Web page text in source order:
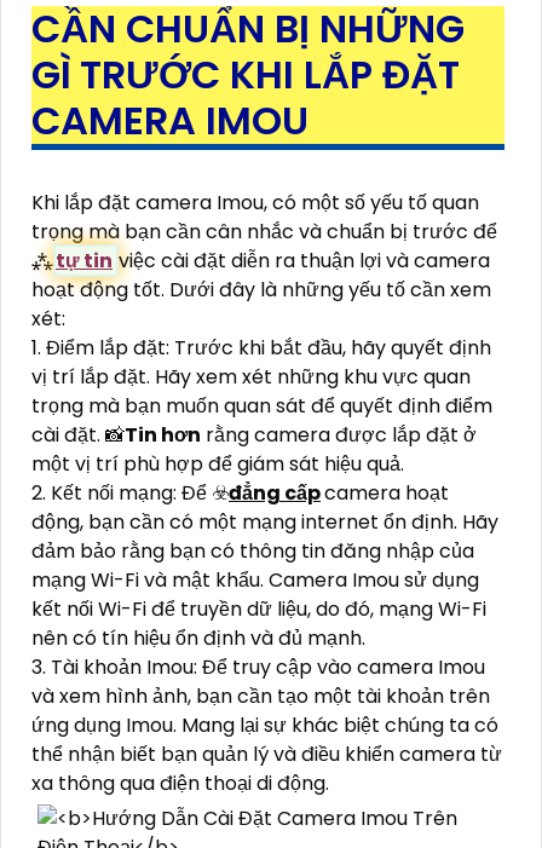
CẦN CHUẨN BỊ NHỮNG
GÌ TRƯỚC KHI LẮP ĐẶT
CAMERA IMOU
Khi lắp đặt camera Imou, có một số yếu tố quan
trọng mà bạn cần cân nhắc và chuẩn bị trước để
⁂tự tin việc cài đặt diễn ra thuận lợi và camera
hoạt động tốt. Dưới đây là những yếu tố cần xem
xét:
1. Điểm lắp đặt: Trước khi bắt đầu, hãy quyết định
vị trí lắp đặt. Hãy xem xét những khu vực quan
trọng mà bạn muốn quan sát để quyết định điểm
cài đặt. 📸Tin hơn rằng camera được lắp đặt ở
một vị trí phù hợp để giám sát hiệu quả.
2. Kết nối mạng: Để ☣️đẳng cấpcamera hoạt
động, bạn cần có một mạng internet ổn định. Hãy
đảm bảo rằng bạn có thông tin đăng nhập của
mạng Wi-Fi và mật khẩu. Camera Imou sử dụng
kết nối Wi-Fi để truyền dữ liệu, do đó, mạng Wi-Fi
nên có tín hiệu ổn định và đủ mạnh.
3. Tài khoản Imou: Để truy cập vào camera Imou
và xem hình ảnh, bạn cần tạo một tài khoản trên
ứng dụng Imou. Mang lại sự khác biệt chúng ta có
thể nhận biết bạn quản lý và điều khiển camera từ
xa thông qua điện thoại di động.